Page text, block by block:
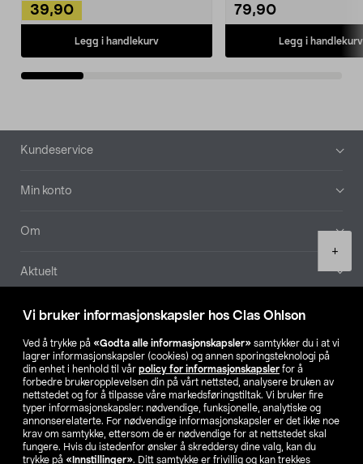
Vi bruker informasjonskapsler hos Clas Ohlson
Ved å trykke på «Godta alle informasjonskapsler» samtykker du i at vi
lagrer informasjonskapsler (cookies) og annen sporingsteknologi på
din enhet i henhold til vår policy for informasjonskapsler for å
forbedre brukeropplevelsen din på vårt nettsted, analysere bruken av
nettstedet og for å tilpasse våre markedsføringstiltak. Vi bruker fire
typer informasjonskapsler: nødvendige, funksjonelle, analytiske og
annonserelaterte. For nødvendige informasjonskapsler er det ikke noe
krav om samtykke, ettersom de er nødvendige for at nettstedet skal
fungere. Hvis du istedenfor ønsker å skreddersy dine valg, kan du
trykke på «Innstillinger». Ditt samtykke er frivillig og kan trekkes
+
39,90
Legg i handlekurv
79,90
Legg i handlekurv
Bunntekst
Kundeservice
Min konto
Om
Aktuelt
Våre selskaper
Finn din butikk
SE NO FI